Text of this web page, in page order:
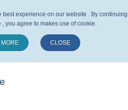
best experience on our website . By continuing
, you agree to makes use of cookie.
CLOSE